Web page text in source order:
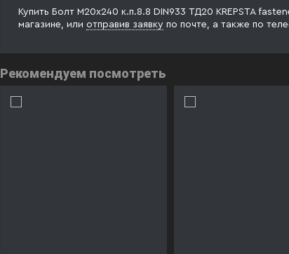
Купить Болт М20х240 к.п.8.8 DIN933 ТД20 KREPSTA
магазине, или отправив заявку по почте, а также по
Рекомендуем посмотреть